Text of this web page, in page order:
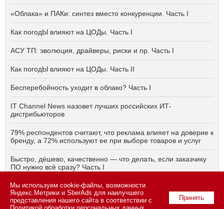
«Облака» и ПАКи: синтез вместо конкуренции. Часть I
Как погодЫ влияют на ЦОДы. Часть I
АСУ ТП: эволюция, драйверы, риски и пр. Часть I
Как погодЫ влияют на ЦОДы. Часть II
Бесперебойность уходит в облако? Часть I
IT Channel News назовет лучших российских ИТ-
дистрибьюторов
79% респондентов считают, что реклама влияет на доверие к
бренду, а 72% используют ее при выборе товаров и услуг
Быстро, дёшево, качественно — что делать, если заказчику
ПО нужно всё сразу? Часть I
АСУ ТП на пятый год активного импортозамещения. Часть II
Принять
Мы используем cookie-файлы, возможности
Яндекс.Метрики и SberAds для наилучшего
представления нашего сайта в соответствии с